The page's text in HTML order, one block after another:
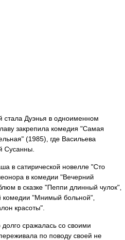
стала Дуэнья в одноименном
закрепила комедия "Самая
(1985), где Васильева
Сусанны.
в сатирической новелле "Сто
в комедии "Вечерний
в сказке "Пеппи длинный чулок",
комедии "Мнимый больной",
красоты".
долго сражалась со своими
по поводу своей не